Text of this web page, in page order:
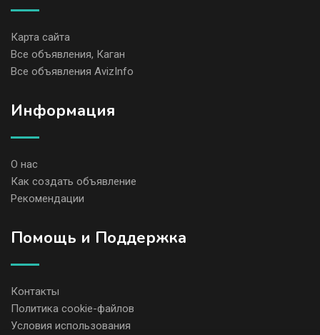
Карта сайта
Все объявления, Каган
Все объявления AvizInfo
Информация
О нас
Как создать объявление
Рекомендации
Помощь и Поддержка
Контакты
Политика cookie-файлов
Условия использования